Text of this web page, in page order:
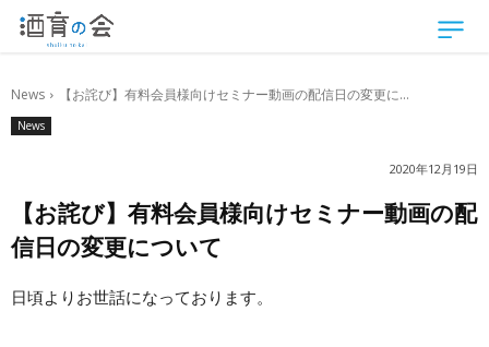
News 【お詫び】有料会員様向けセミナー動画の配信日の変更に...
News
2020年12月19日
【お詫び】有料会員様向けセミナー動画の配
信日の変更について
日頃よりお世話になっております。